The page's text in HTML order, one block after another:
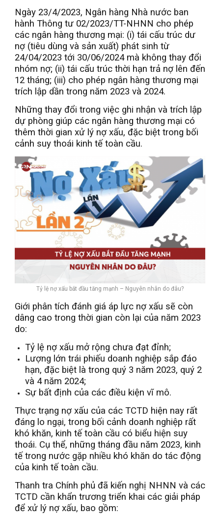
Ngày 23/4/2023, Ngân hàng Nhà nước ban
hành Thông tư 02/2023/TT-NHNN cho phép
các ngân hàng thương mại: (i) tái cấu trúc dư
nợ (tiêu dùng và sản xuất) phát sinh từ
24/04/2023 tới 30/06/2024 mà không thay đổi
nhóm nợ; (ii) tái cấu trúc thời hạn trả nợ lên đến
12 tháng; (iii) cho phép ngân hàng thương mại
trích lập dần trong năm 2023 và 2024.
Những thay đổi trong việc ghi nhận và trích lập
dự phòng giúp các ngân hàng thương mại có
thêm thời gian xử lý nợ xấu, đặc biệt trong bối
cảnh suy thoái kinh tế toàn cầu.
Tỷ lệ nợ xấu bắt đầu tăng mạnh – Nguyên nhân do đâu?
Giới phân tích đánh giá áp lực nợ xấu sẽ còn
dâng cao trong thời gian còn lại của năm 2023
do:
Tỷ lệ nợ xấu mở rộng chưa đạt đỉnh;
Lượng lớn trái phiếu doanh nghiệp sắp đáo
hạn, đặc biệt là trong quý 3 năm 2023, quý 2
và 4 năm 2024;
Sự bất định của các điều kiện vĩ mô.
Thực trạng nợ xấu của các TCTD hiện nay rất
đáng lo ngại, trong bối cảnh doanh nghiệp rất
khó khăn, kinh tế toàn cầu có biểu hiện suy
thoái. Cụ thể, những tháng đầu năm 2023, kinh
tế trong nước gặp nhiều khó khăn do tác động
của kinh tế toàn cầu.
Thanh tra Chính phủ đã kiến nghị NHNN và các
TCTD cần khẩn trương triển khai các giải pháp
để xử lý nợ xấu, bao gồm: